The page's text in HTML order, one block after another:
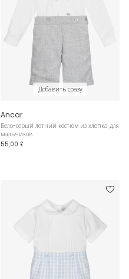
Добавить сразу
Ancar
Бело-серый летний костюм из хлопка для
мальчиков
55,00 £